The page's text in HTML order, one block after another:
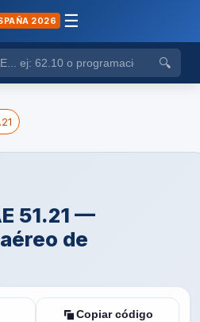
2026 ☰
🔍
51.21 —
de
Copiar código